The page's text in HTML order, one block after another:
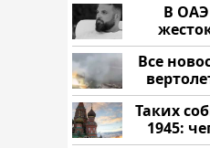
В
Все
Таких
1945: